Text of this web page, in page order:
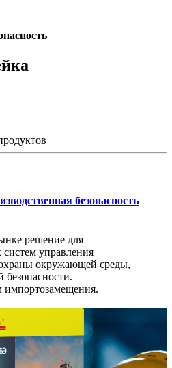
безопасность
решение для
управления
окружающей среды,
импортозамещения.